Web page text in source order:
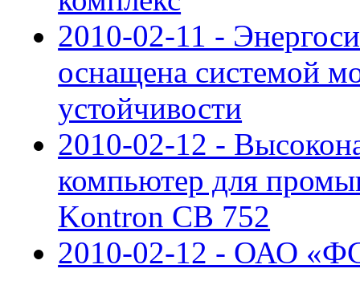
2010-02-11 -
оснащена системой
устойчивости
2010-02-12 -
компьютер для
Kontron CB 752
2010-02-12 - ОАО